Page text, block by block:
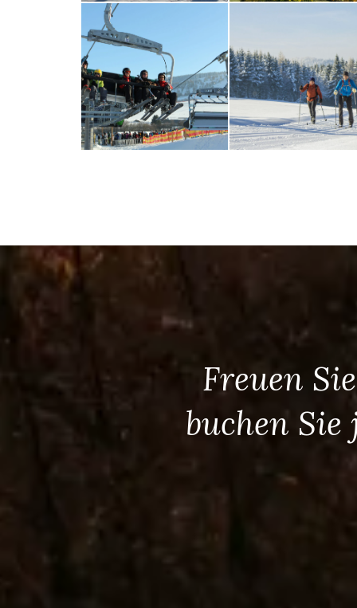
Freuen
buchen